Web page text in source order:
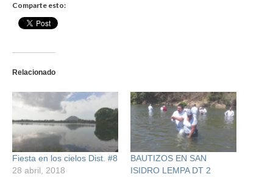
Comparte esto:
Relacionado
Fiesta en los cielos Dist. #8
28 abril, 2018
BAUTIZOS EN SAN
ISIDRO LEMPA DT 2